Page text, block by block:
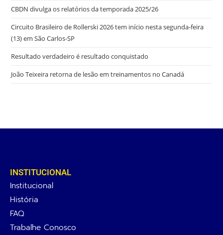
CBDN divulga os relatórios da temporada 2025/26
Circuito Brasileiro de Rollerski 2026 tem início nesta segunda-feira
(13) em São Carlos-SP
Resultado verdadeiro é resultado conquistado
João Teixeira retorna de lesão em treinamentos no Canadá
INSTITUCIONAL
Institucional
História
FAQ
Trabalhe Conosco